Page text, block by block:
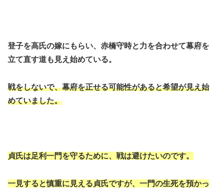
登子を高氏の嫁にもらい、赤橋守時と力を合わせて幕府を
立て直す道も見え始めている。
戦をしないで、幕府を正せる可能性があると希望が見え始
めていました。
貞氏は足利一門を守るために、戦は避けたいのです。
一見すると慎重に見える貞氏ですが、一門の生死を預かっ